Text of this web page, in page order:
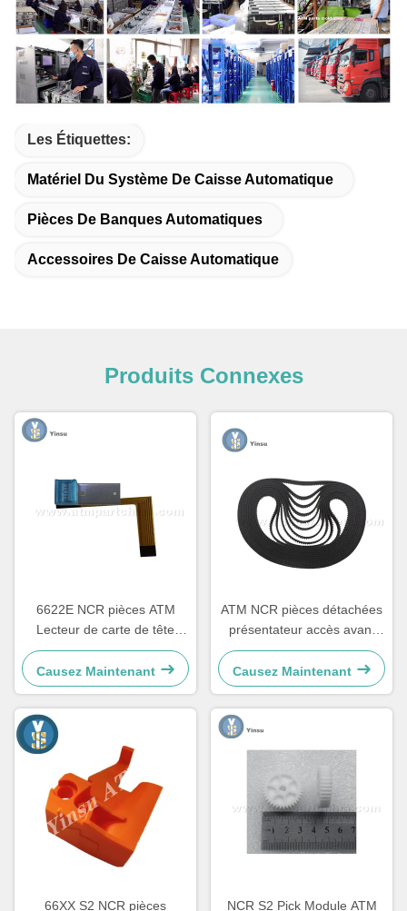
Les Étiquettes:
Matériel Du Système De Caisse Automatique
Pièces De Banques Automatiques
Accessoires De Caisse Automatique
Produits Connexes
6622E NCR pièces ATM
Lecteur de carte de tête
composante de rénovation
Causez Maintenant
ATM NCR pièces détachées
présentateur accès avant
ceinture LVDT 4450544331
Causez Maintenant
66XX S2 NCR pièces
NCR S2 Pick Module ATM